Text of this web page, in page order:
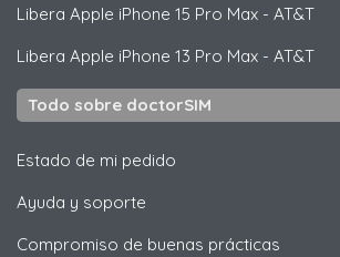
Libera Apple iPhone 15 Pro Max - AT&T
Libera Apple iPhone 13 Pro Max - AT&T
Todo sobre doctorSIM
Estado de mi pedido
Ayuda y soporte
Compromiso de buenas prácticas